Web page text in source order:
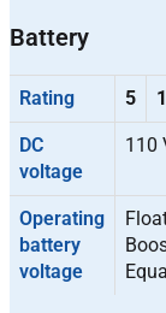
Battery
Rating 5
DC
voltage
110
Operating
battery
voltage